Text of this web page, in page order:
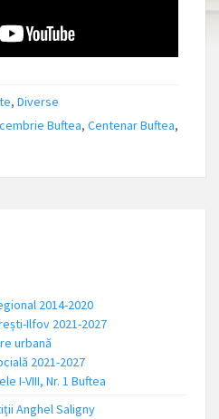
, Diverse
Buftea, Centenar Buftea,
2014-2020
Ilfov 2021-2027
urbană
2021-2027
I-VIII, Nr. 1 Buftea
Anghel Saligny